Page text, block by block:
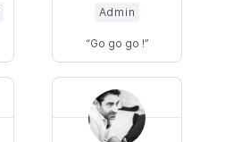
Admin
Go go go !